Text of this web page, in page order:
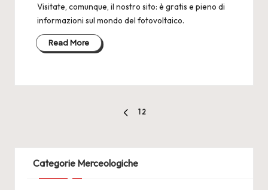
Visitate, comunque, il nostro sito: è gratis e pieno di
informazioni sul mondo del fotovoltaico.
Read More
articoli
PREVIOUS
1 2
Categorie Merceologiche